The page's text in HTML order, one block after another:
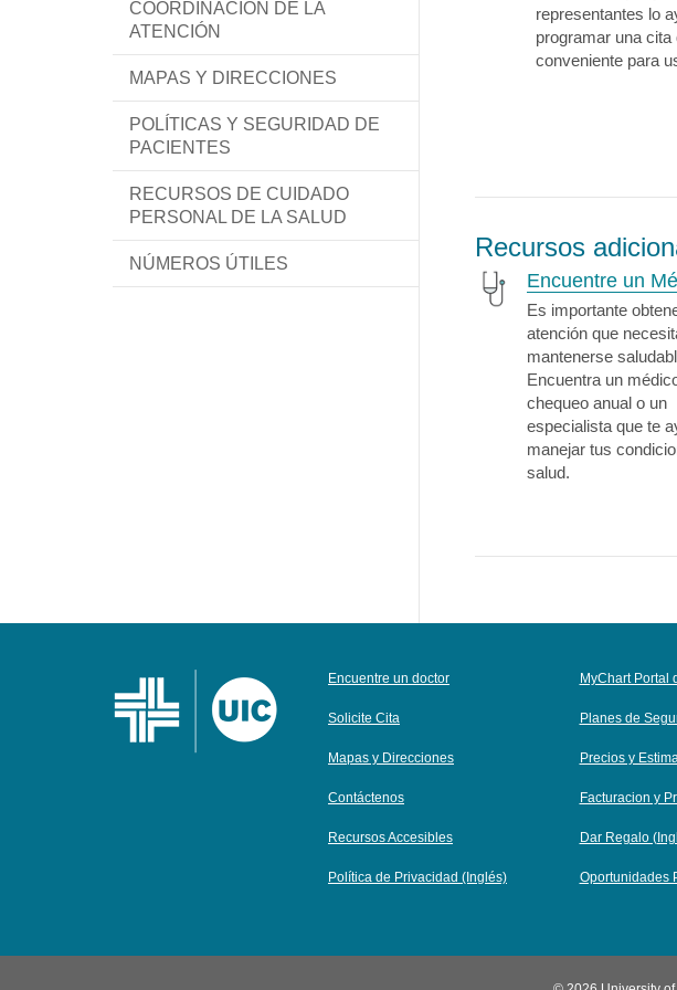
COORDINACIÓN DE LA
ATENCIÓN
MAPAS Y DIRECCIONES
POLÍTICAS Y SEGURIDAD DE
PACIENTES
RECURSOS DE CUIDADO
PERSONAL DE LA SALUD
NÚMEROS ÚTILES
representantes lo
programar una cita
conveniente para
Recursos
Encuentre un
Es importante
atención que
mantenerse
Encuentra un
chequeo anual o un
especialista que te
manejar tus
salud.
Encuentre un doctor
Solicite Cita
Mapas y Direcciones
Contáctenos
Recursos Accesibles
Política de Privacidad (Inglés)
MyChart Portal
Planes de
Precios y
Facturacion y
Dar Regalo
Oportunidades